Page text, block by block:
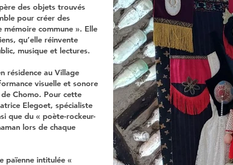
des objets trouvés
pour créer des
mémoire commune ». Elle
qu’elle réinvente
musique et lectures.
résidence au Village
visuelle et sonore
Chomo. Pour cette
Elegoet, spécialiste
que du « poète-rockeur-
lors de chaque
païenne intitulée «